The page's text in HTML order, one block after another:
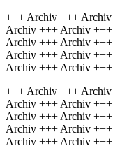
+++ Archiv +++
Archiv +++ Archiv
Archiv +++ Archiv
Archiv +++ Archiv
Archiv +++ Archiv
+++ Archiv +++
Archiv +++ Archiv
Archiv +++ Archiv
Archiv +++ Archiv
Archiv +++ Archiv